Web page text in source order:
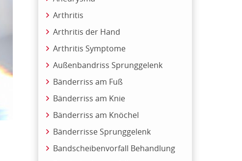
Arthritis
Arthritis der Hand
Arthritis Symptome
Außenbandriss Sprunggelenk
Bänderriss am Fuß
Bänderriss am Knie
Bänderriss am Knöchel
Bänderrisse Sprunggelenk
Bandscheibenvorfall Behandlung